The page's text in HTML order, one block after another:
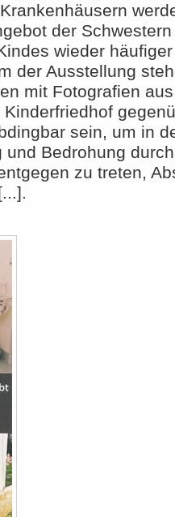
der
wieder
der Ausstellung
mit Fotografien
sein, um in
und Bedrohung
zu treten,